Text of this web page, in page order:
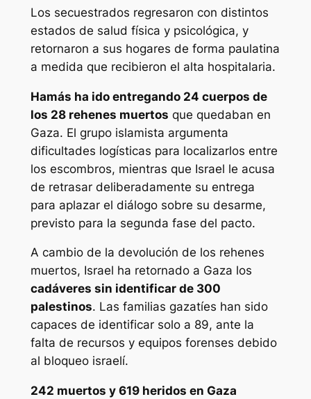
Los secuestrados regresaron con distintos
estados de salud física y psicológica, y
retornaron a sus hogares de forma paulatina
a medida que recibieron el alta hospitalaria.
Hamás ha ido entregando 24 cuerpos de
los 28 rehenes muertos que quedaban en
Gaza. El grupo islamista argumenta
dificultades logísticas para localizarlos entre
los escombros, mientras que Israel le acusa
de retrasar deliberadamente su entrega
para aplazar el diálogo sobre su desarme,
previsto para la segunda fase del pacto.
A cambio de la devolución de los rehenes
muertos, Israel ha retornado a Gaza los
cadáveres sin identificar de 300
palestinos. Las familias gazatíes han sido
capaces de identificar solo a 89, ante la
falta de recursos y equipos forenses debido
al bloqueo israelí.
242 muertos y 619 heridos en Gaza